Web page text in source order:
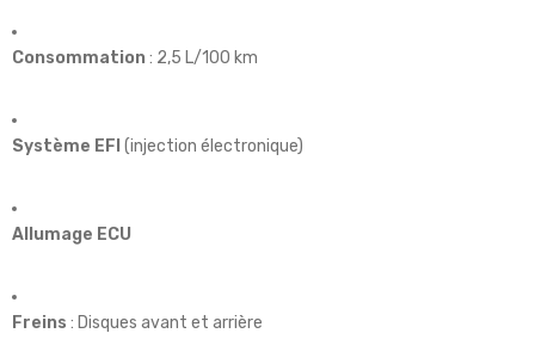
Consommation : 2,5 L/100 km
Système EFI (injection électronique)
Allumage ECU
Freins : Disques avant et arrière